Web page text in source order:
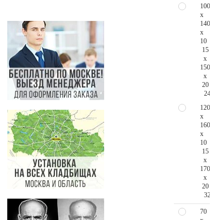
100
x
140
x
10
15
x
150
x
20
120
x
160
x
10
15
x
170
x
20
70